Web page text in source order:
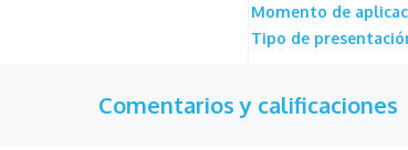
Momento de
Tipo de
Comentarios y calificaciones